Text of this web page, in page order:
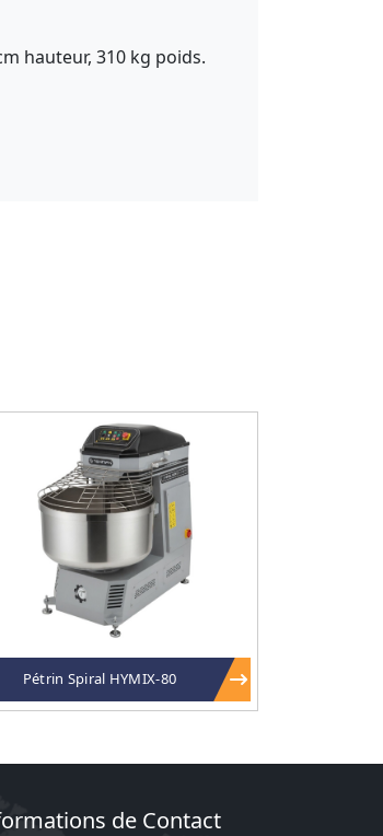
hauteur, 310 kg poids.
Pétrin Spiral HYMIX-80
de Contact